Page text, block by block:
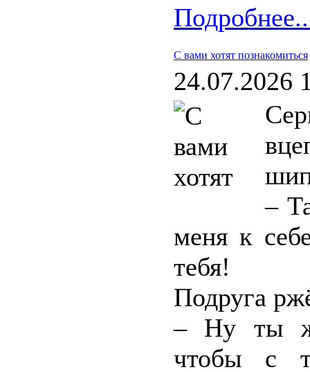
С вами хотят познакомиться
24.07.2026
–
меня к
тебя!
Подруга
– Ну ты
чтобы с